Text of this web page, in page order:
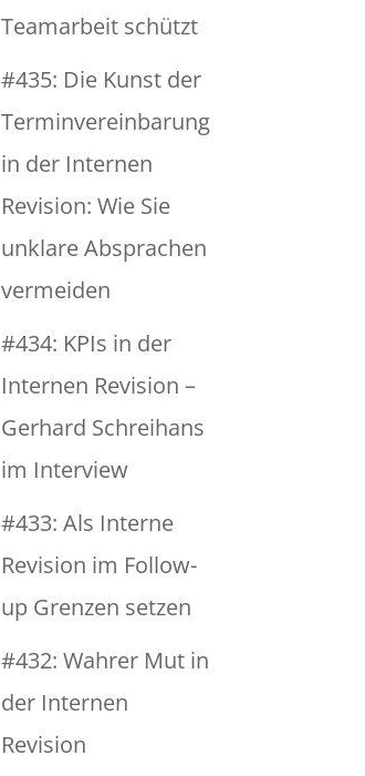
Teamarbeit schützt
#435: Die Kunst der
Terminvereinbarung
in der Internen
Revision: Wie Sie
unklare Absprachen
vermeiden
#434: KPIs in der
Internen Revision –
Gerhard Schreihans
im Interview
#433: Als Interne
Revision im Follow-
up Grenzen setzen
#432: Wahrer Mut in
der Internen
Revision